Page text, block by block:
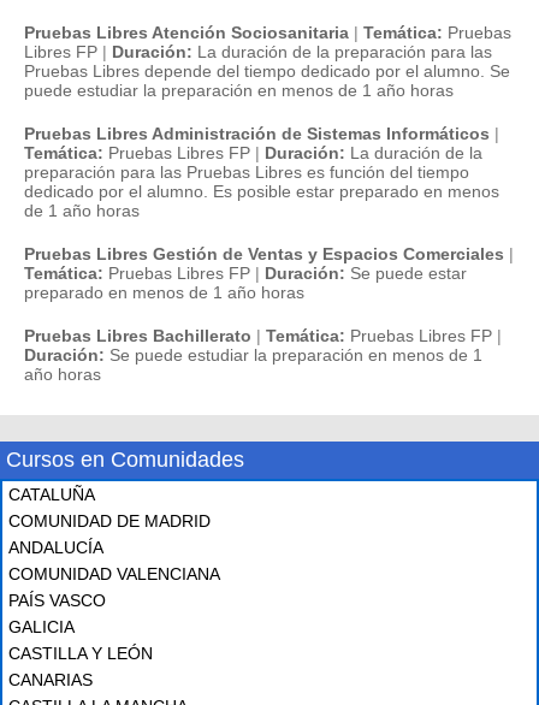
Pruebas Libres Atención Sociosanitaria | Temática: Pruebas
Libres FP | Duración: La duración de la preparación para las
Pruebas Libres depende del tiempo dedicado por el alumno. Se
puede estudiar la preparación en menos de 1 año horas
Pruebas Libres Administración de Sistemas Informáticos |
Temática: Pruebas Libres FP | Duración: La duración de la
preparación para las Pruebas Libres es función del tiempo
dedicado por el alumno. Es posible estar preparado en menos
de 1 año horas
Pruebas Libres Gestión de Ventas y Espacios Comerciales |
Temática: Pruebas Libres FP | Duración: Se puede estar
preparado en menos de 1 año horas
Pruebas Libres Bachillerato | Temática: Pruebas Libres FP |
Duración: Se puede estudiar la preparación en menos de 1
año horas
Cursos en Comunidades
CATALUÑA
COMUNIDAD DE MADRID
ANDALUCÍA
COMUNIDAD VALENCIANA
PAÍS VASCO
GALICIA
CASTILLA Y LEÓN
CANARIAS